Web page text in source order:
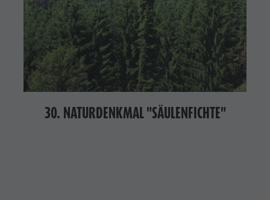
30. NATURDENKMAL "SÄULENFICHTE"